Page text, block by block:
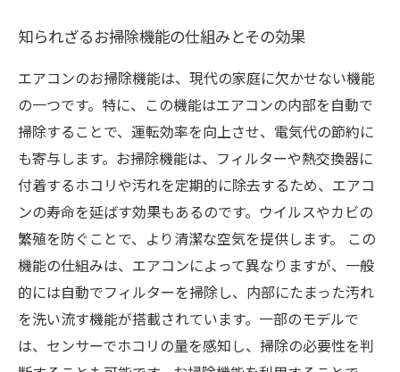
知られざるお掃除機能の仕組みとその効果
エアコンのお掃除機能は、現代の家庭に欠かせない機能
の一つです。特に、この機能はエアコンの内部を自動で
掃除することで、運転効率を向上させ、電気代の節約に
も寄与します。お掃除機能は、フィルターや熱交換器に
付着するホコリや汚れを定期的に除去するため、エアコ
ンの寿命を延ばす効果もあるのです。ウイルスやカビの
繁殖を防ぐことで、より清潔な空気を提供します。 この
機能の仕組みは、エアコンによって異なりますが、一般
的には自動でフィルターを掃除し、内部にたまった汚れ
を洗い流す機能が搭載されています。一部のモデルで
は、センサーでホコリの量を感知し、掃除の必要性を判